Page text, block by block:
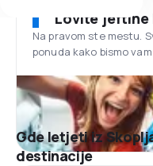
Lovite jeftine
Na pravom ste mestu.
ponuda kako bismo
Gde letjeti iz
destinacije